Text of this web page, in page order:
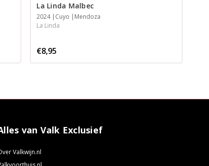
La Linda Malbec
2024 Cuyo
Mendoza
La Linda
€8,95
van Valk Exclusief
Valkwijn.nl